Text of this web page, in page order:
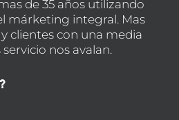
de 35 años utilizando
márketing integral. Mas
clientes con una media
nos avalan.